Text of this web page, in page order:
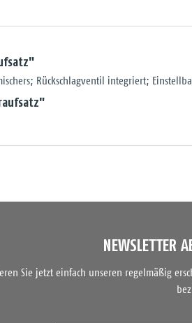
Rückschlagventil integriert;
NEWSLETTER
Sie jetzt einfach unseren regelmäßig